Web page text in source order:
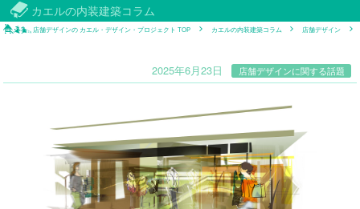
カエルの内装建築コラム
店舗デザインの カエル・デザイン・プロジェクト TOP カエルの内装建築コラム 店舗デザイン
2025年6月23日 店舗デザインに関する話題